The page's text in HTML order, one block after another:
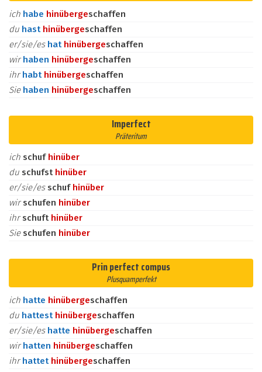
ich habe hinübergeschaffen
du hast hinübergeschaffen
er/sie/es hat hinübergeschaffen
wirhaben hinübergeschaffen
ihrhabt hinübergeschaffen
Sie haben hinübergeschaffen
Imperfect
Präteritum
ich schuf hinüber
du schufst hinüber
er/sie/es schuf hinüber
wirschufen hinüber
ihrschuft hinüber
Sie schufen hinüber
Prin perfect compus
Plusquamperfekt
ich hatte hinübergeschaffen
du hattest hinübergeschaffen
er/sie/es hatte hinübergeschaffen
wirhatten hinübergeschaffen
ihrhattet hinübergeschaffen